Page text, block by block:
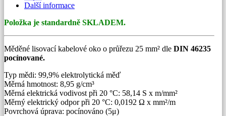
množstvíDalší informace
Položka je standardně SKLADEM.
Měděné lisovací kabelové oko o průřezu 25 mm² dle DIN 46235
pocínované.
Typ mědi: 99,9% elektrolytická měď
Měrná hmotnost: 8,95 g/cm³
Měrná elektrická vodivost při 20 °C: 58,14 S x m/mm²
Měrný elektrický odpor při 20 °C: 0,0192 Ω x mm²/m
Povrchová úprava: pocínováno (5μ)